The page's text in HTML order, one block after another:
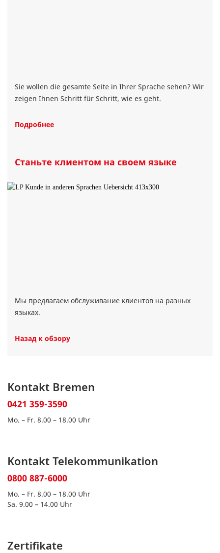
Sie wollen die gesamte Seite in Ihrer Sprache sehen? Wir
zeigen Ihnen Schritt für Schritt, wie es geht.
Подробнее
Станьте клиентом на своем языке
Мы предлагаем обслуживание клиентов на разных
языках.
Назад к обзору
Kontakt Bremen
0421 359-3590
Mo. – Fr. 8.00 – 18.00 Uhr
Kontakt Telekommunikation
0800 887-6000
Mo. – Fr. 8.00 – 18.00 Uhr
Sa. 9.00 – 14.00 Uhr
Zertifikate